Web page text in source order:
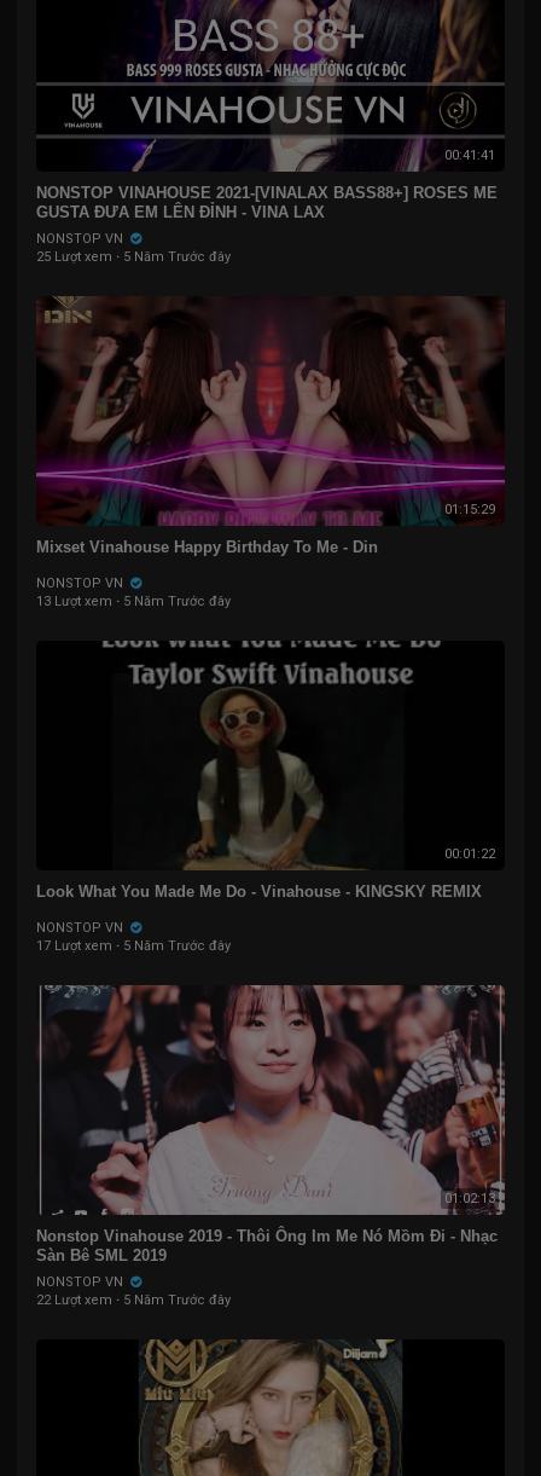
00:41:41
NONSTOP VINAHOUSE 2021-[VINALAX BASS88+] ROSES ME
GUSTA ĐƯA EM LÊN ĐỈNH - VINA LAX
NONSTOP VN
25 Lượt xem · 5 Năm Trước đây
01:15:29
Mixset Vinahouse Happy Birthday To Me - Din
NONSTOP VN
13 Lượt xem · 5 Năm Trước đây
00:01:22
Look What You Made Me Do - Vinahouse - KINGSKY REMIX
NONSTOP VN
17 Lượt xem · 5 Năm Trước đây
01:02:13
Nonstop Vinahouse 2019 - Thôi Ông Im Me Nó Mồm Đi - Nhạc
Sàn Bê SML 2019
NONSTOP VN
22 Lượt xem · 5 Năm Trước đây